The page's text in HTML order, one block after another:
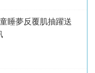
睡夢反覆肌抽躍送